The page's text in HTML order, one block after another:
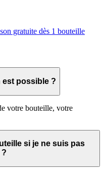
gratuite dès 1 bouteille
est possible ?
votre bouteille, votre
si je ne suis pas